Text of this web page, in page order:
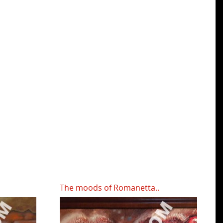
The moods of Romanetta..